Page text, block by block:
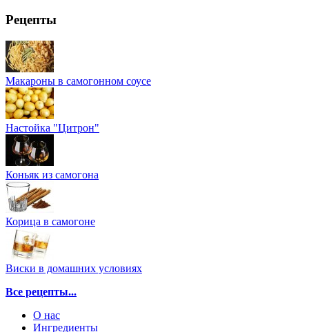
Рецепты
Макароны в самогонном соусе
Настойка "Цитрон"
Коньяк из самогона
Корица в самогоне
Виски в домашних условиях
Все рецепты...
О нас
Ингредиенты